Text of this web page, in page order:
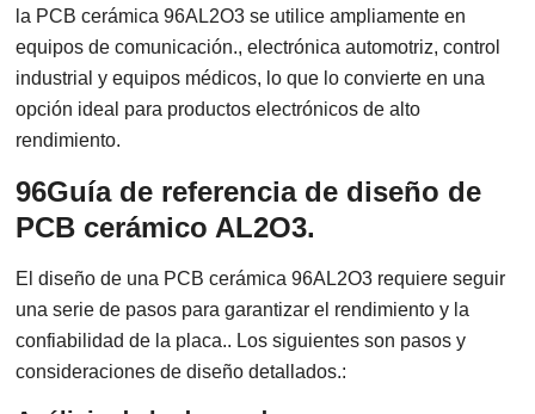
la PCB cerámica 96AL2O3 se utilice ampliamente en
equipos de comunicación., electrónica automotriz, control
industrial y equipos médicos, lo que lo convierte en una
opción ideal para productos electrónicos de alto
rendimiento.
96Guía de referencia de diseño de
PCB cerámico AL2O3.
El diseño de una PCB cerámica 96AL2O3 requiere seguir
una serie de pasos para garantizar el rendimiento y la
confiabilidad de la placa.. Los siguientes son pasos y
consideraciones de diseño detallados.: